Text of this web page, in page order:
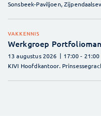
Sonsbeek-Paviljoen,
VAKKENNIS
Werkgroep
13 augustus 2026 17:00- 21:00
KIVI Hoofdkantoor.